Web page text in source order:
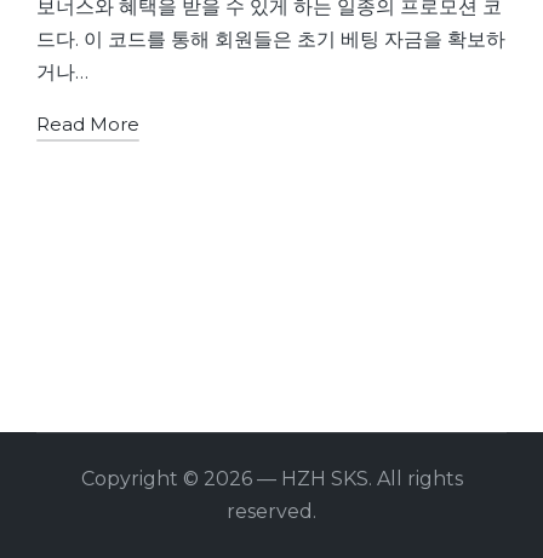
보너스와 혜택을 받을 수 있게 하는 일종의 프로모션 코
드다. 이 코드를 통해 회원들은 초기 베팅 자금을 확보하
거나…
Read More
Copyright © 2026 — HZH SKS. All rights
reserved.